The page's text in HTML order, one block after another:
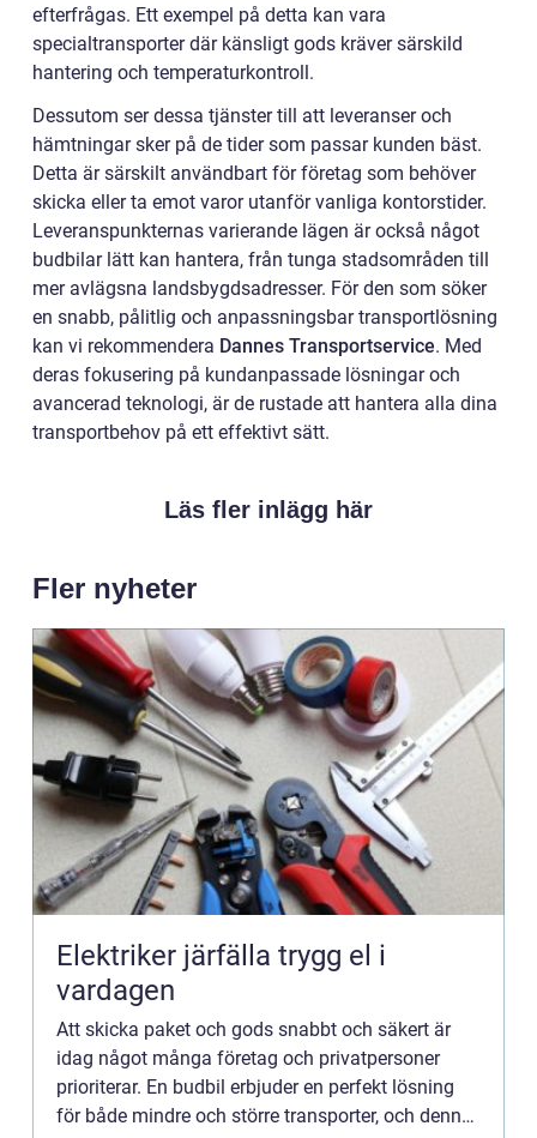
efterfrågas. Ett exempel på detta kan vara
specialtransporter där känsligt gods kräver särskild
hantering och temperaturkontroll.
Dessutom ser dessa tjänster till att leveranser och
hämtningar sker på de tider som passar kunden bäst.
Detta är särskilt användbart för företag som behöver
skicka eller ta emot varor utanför vanliga kontorstider.
Leveranspunkternas varierande lägen är också något
budbilar lätt kan hantera, från tunga stadsområden till
mer avlägsna landsbygdsadresser. För den som söker
en snabb, pålitlig och anpassningsbar transportlösning
kan vi rekommendera Dannes Transportservice. Med
deras fokusering på kundanpassade lösningar och
avancerad teknologi, är de rustade att hantera alla dina
transportbehov på ett effektivt sätt.
Läs fler inlägg här
Fler nyheter
Elektriker järfälla trygg el i
vardagen
Att skicka paket och gods snabbt och säkert är
idag något många företag och privatpersoner
prioriterar. En budbil erbjuder en perfekt lösning
för både mindre och större transporter, och denna